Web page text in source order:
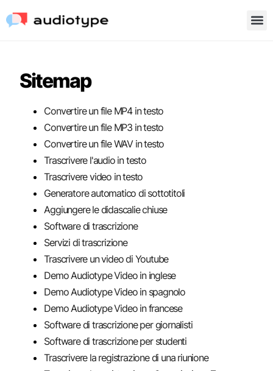
Sitemap
Convertire un file MP4 in testo
Convertire un file MP3 in testo
Convertire un file WAV in testo
Trascrivere l'audio in testo
Trascrivere video in testo
Generatore automatico di sottotitoli
Aggiungere le didascalie chiuse
Software di trascrizione
Servizi di trascrizione
Trascrivere un video di Youtube
Demo Audiotype Video in inglese
Demo Audiotype Video in spagnolo
Demo Audiotype Video in francese
Software di trascrizione per giornalisti
Software di trascrizione per studenti
Trascrivere la registrazione di una riunione